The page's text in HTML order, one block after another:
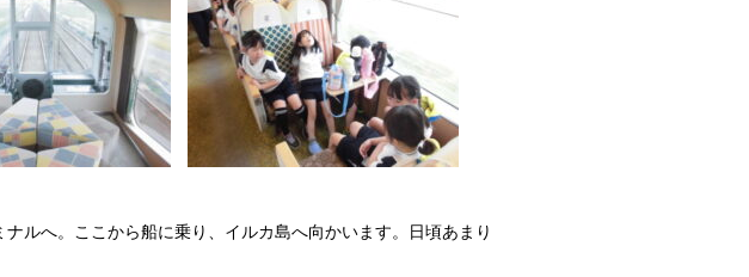
ルへ。ここから船に乗り、イルカ島へ向かいます。日頃あまり